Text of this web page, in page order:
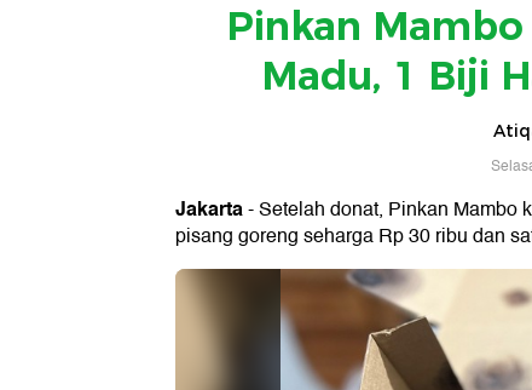
Pinkan
Madu, 1 Biji
Jakarta- Setelah donat, Pinkan Mambo
pisang goreng seharga Rp 30 ribu dan